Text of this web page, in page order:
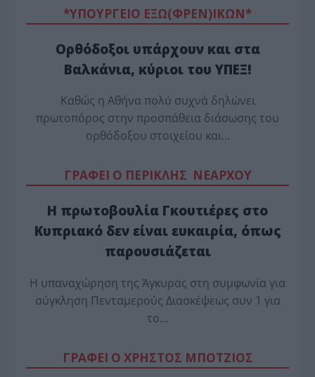
*ΥΠΟΥΡΓΕΙΟ ΕΞΩ(ΦΡΕΝ)ΙΚΩΝ*
Ορθόδοξοι υπάρχουν και στα
Βαλκάνια, κύριοι του ΥΠΕΞ!
Καθώς η Αθήνα πολύ συχνά δηλώνει
πρωτοπόρος στην προσπάθεια διάσωσης του
ορθόδοξου στοιχείου και…
ΓΡΑΦΕΙ Ο ΠΕΡΙΚΛΗΣ ΝΕΑΡΧΟΥ
Η πρωτοβουλία Γκουτιέρες στο
Κυπριακό δεν είναι ευκαιρία, όπως
παρουσιάζεται
Η υπαναχώρηση της Άγκυρας στη συμφωνία για
σύγκληση Πενταμερούς Διασκέψεως συν 1 για
το…
ΓΡΑΦΕΙ Ο ΧΡΗΣΤΟΣ ΜΠΟΤΖΙΟΣ